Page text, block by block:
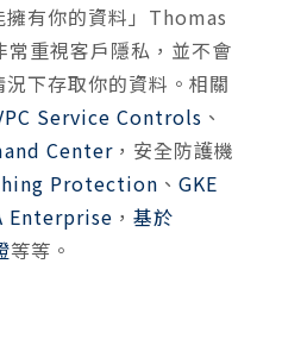
有你的資料」Thomas
重視客戶隱私，並不會
下存取你的資料。相關
Service Controls 、
Center ，安全防護機
Protection 、 GKE
Enterprise ， 基於
等等。